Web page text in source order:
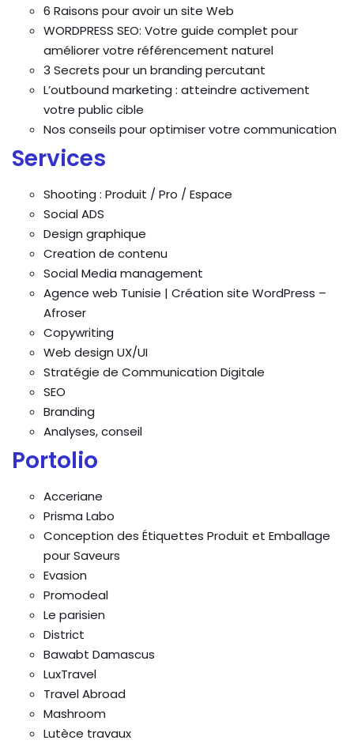
6 Raisons pour avoir un site Web
WORDPRESS SEO: Votre guide complet pour
améliorer votre référencement naturel
3 Secrets pour un branding percutant
L’outbound marketing : atteindre activement
votre public cible
Nos conseils pour optimiser votre communication
Services
Shooting : Produit / Pro / Espace
Social ADS
Design graphique
Creation de contenu
Social Media management
Agence web Tunisie | Création site WordPress –
Afroser
Copywriting
Web design UX/UI
Stratégie de Communication Digitale
SEO
Branding
Analyses, conseil
Portolio
Acceriane
Prisma Labo
Conception des Étiquettes Produit et Emballage
pour Saveurs
Evasion
Promodeal
Le parisien
District
Bawabt Damascus
LuxTravel
Travel Abroad
Mashroom
Lutèce travaux